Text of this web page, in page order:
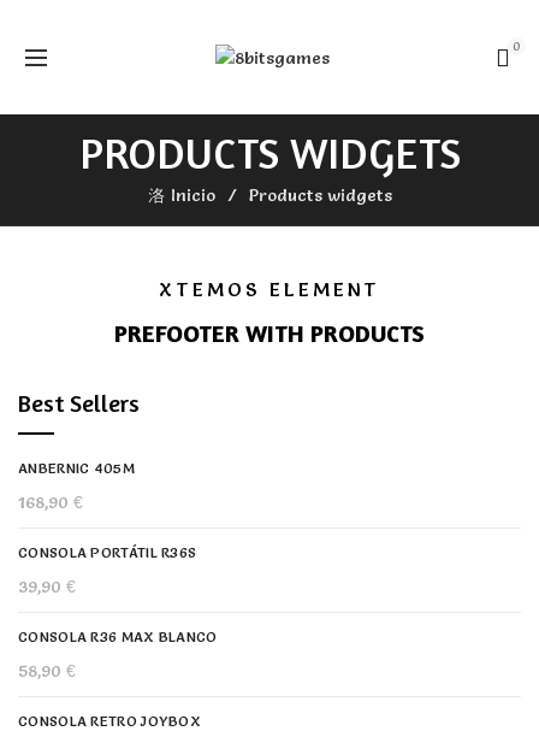
0
PRODUCTS WIDGETS
Inicio Products widgets
XTEMOS ELEMENT
PREFOOTER WITH PRODUCTS
Best Sellers
ANBERNIC 405M
168,90 €
CONSOLA PORTÁTIL R36S
39,90 €
CONSOLA R36 MAX BLANCO
58,90 €
CONSOLA RETRO JOYBOX